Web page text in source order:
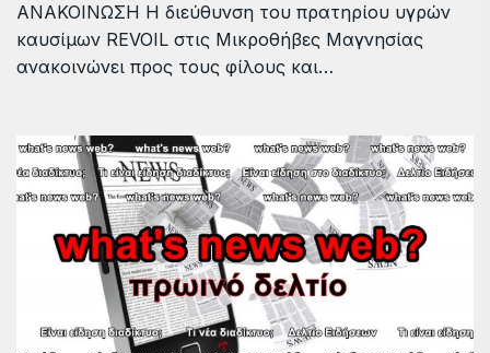
ΑΝΑΚΟΙΝΩΣΗ Η διεύθυνση του πρατηρίου υγρών
καυσίμων REVOIL στις Μικροθήβες Μαγνησίας
ανακοινώνει προς τους φίλους και…